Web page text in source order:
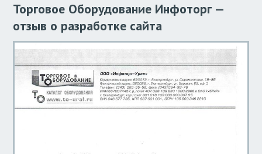
Торговое Оборудование Инфоторг —
отзыв о разработке сайта